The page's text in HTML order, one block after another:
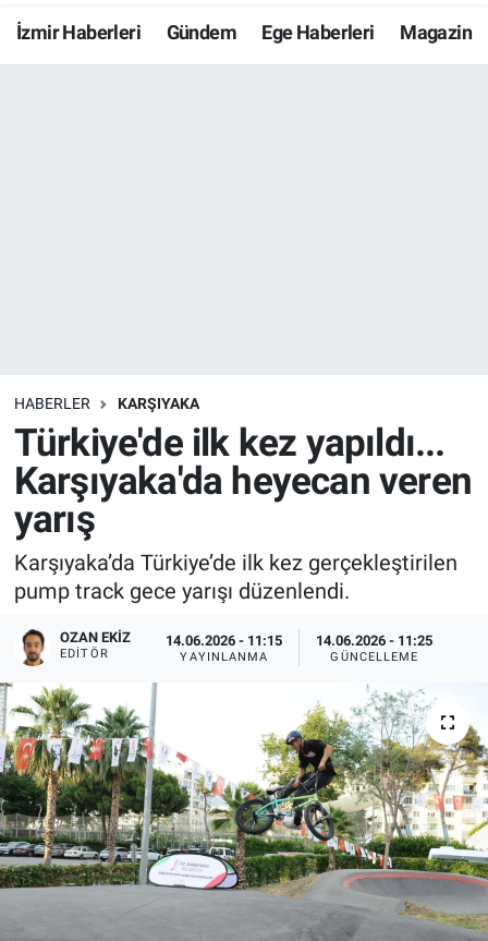
İzmir Haberleri Gündem Ege Haberleri Magazin
HABERLER KARŞIYAKA
Türkiye'de ilk kez yapıldı...
Karşıyaka'da heyecan veren
yarış
Karşıyaka’da Türkiye’de ilk kez gerçekleştirilen
pump track gece yarışı düzenlendi.
OZAN EKIZ
EDITÖR
14.06.2026 - 11:15
YAYINLANMA
14.06.2026 - 11:25
GÜNCELLEME
Resmi İlanlar